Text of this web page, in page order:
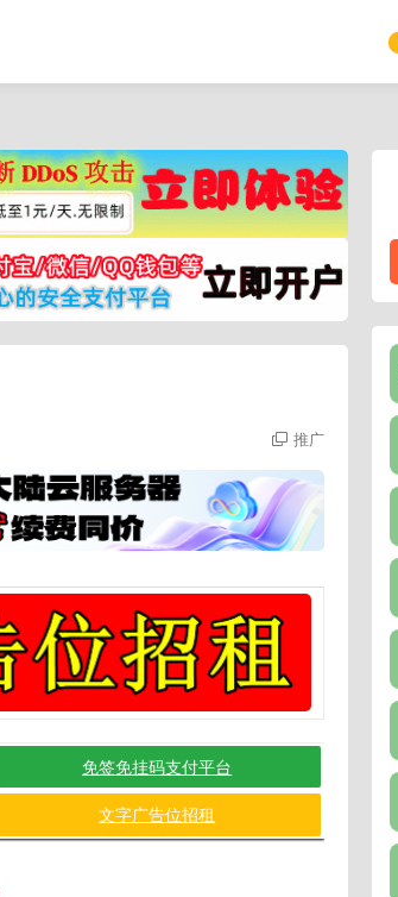
推广
免签免挂码支付平台
文字广告位招租